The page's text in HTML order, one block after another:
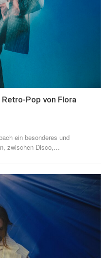
Pop von Flora
ein besonderes und
zwischen Disco,…